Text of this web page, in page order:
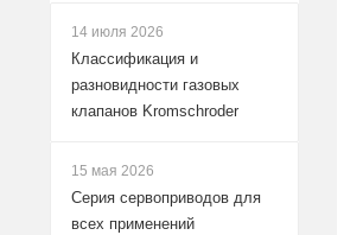
14 июля 2026
Классификация и
разновидности газовых
клапанов Kromschroder
15 мая 2026
Серия сервоприводов для
всех применений